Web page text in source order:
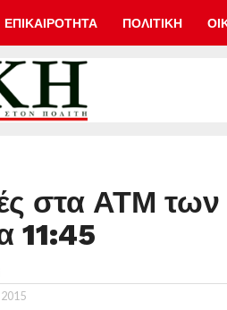
ΕΠΙΚΑΙΡΟΤΗΤΑ ΠΟΛΙΤΙΚΗ
στα ΑΤΜ
11:45
2015